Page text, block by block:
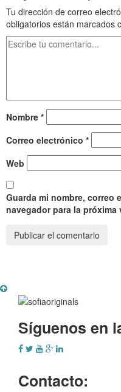
Tu dirección de correo
obligatorios están marcados
Nombre *
Correo electrónico *
Web
Guarda mi nombre, correo
navegador para la próxima
Síguenos en
Contacto: